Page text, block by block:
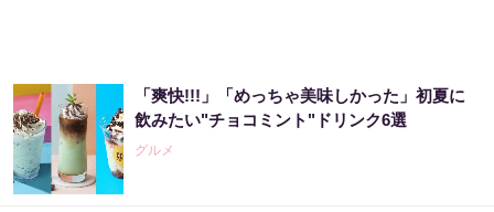
「爽快!!!」「めっちゃ美味しかった」初夏に
飲みたい"チョコミント"ドリンク6選
グルメ